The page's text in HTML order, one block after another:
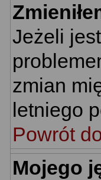
Jeżeli
zmian
letniego
Powrót
Mojego